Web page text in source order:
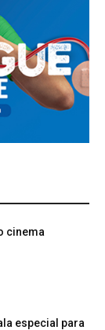
cinema
especial para